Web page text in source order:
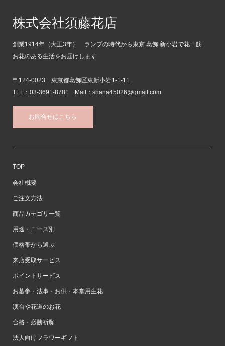
株式会社須藤花店
創業1914年（大正3年） ランプの時代から東京 葛飾 新小岩で花一筋
お花のある生活をお届けします
〒124-0023 東京都葛飾区東新小岩1-1-11
TEL：03-3691-8781 Mail：shana45026@gmail.com
お問合せはこちら
TOP
会社概要
ご注文方法
商品カテゴリ一覧
用途・ニーズ別
価格帯から選ぶ
来店受取サービス
ポイントサービス
お墓参・法事・お供・本堂用生花
演台や花道のお花
合格・必勝祈願
法人向けフラワーギフト